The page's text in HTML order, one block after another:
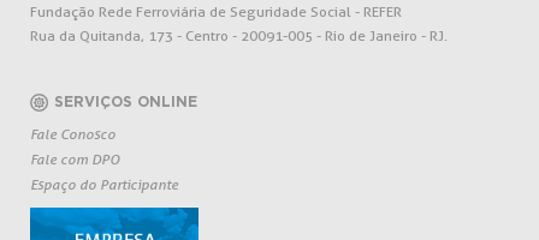
Fundação Rede Ferroviária de Seguridade Social - REFER
Rua da Quitanda, 173 - Centro - 20091-005 - Rio de Janeiro - RJ.
SERVIÇOS ONLINE
Fale Conosco
Fale com DPO
Espaço do Participante